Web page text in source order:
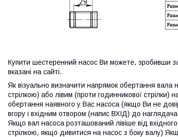
Купити шестеренний насос Ви можете, зробивши
вказані на сайті.
Як візуально визначити напрямок обертання
стрілкою) або лівим (проти годинникової
обертання наявного у Вас насоса (якщо Ви не
вгору і вхідним отвором (напис ВХІД) до
Якщо вал насоса розташований лівіше від
стрілкою, якщо дивитися на насос з боку валу)